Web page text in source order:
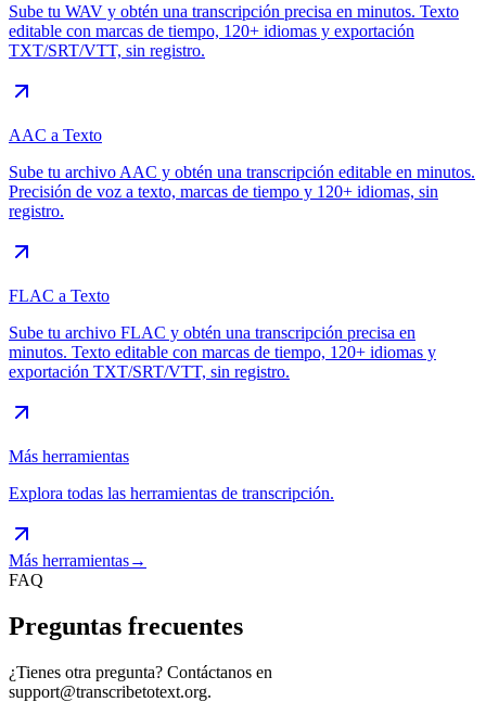
Sube tu WAV y obtén una transcripción precisa en minutos. Texto
editable con marcas de tiempo, 120+ idiomas y exportación
TXT/SRT/VTT, sin registro.
AAC a Texto
Sube tu archivo AAC y obtén una transcripción editable en minutos.
Precisión de voz a texto, marcas de tiempo y 120+ idiomas, sin
registro.
FLAC a Texto
Sube tu archivo FLAC y obtén una transcripción precisa en
minutos. Texto editable con marcas de tiempo, 120+ idiomas y
exportación TXT/SRT/VTT, sin registro.
Más herramientas
Explora todas las herramientas de transcripción.
Más herramientas→
FAQ
Preguntas frecuentes
¿Tienes otra pregunta? Contáctanos en
support@transcribetotext.org.